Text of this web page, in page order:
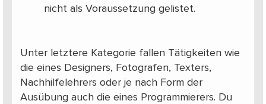
nicht als Voraussetzung gelistet.
Unter letztere Kategorie fallen Tätigkeiten wie
die eines Designers, Fotografen, Texters,
Nachhilfelehrers oder je nach Form der
Ausübung auch die eines Programmierers. Du